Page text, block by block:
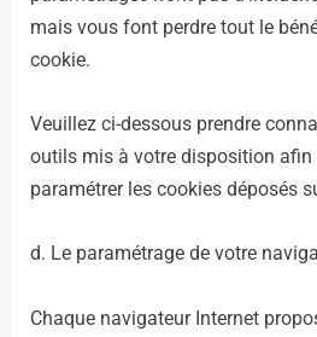
mais vous font perdre tout le
cookie.
Veuillez ci-dessous prendre
outils mis à votre disposition afin
paramétrer les cookies déposés
d. Le paramétrage de votre
Chaque navigateur Internet